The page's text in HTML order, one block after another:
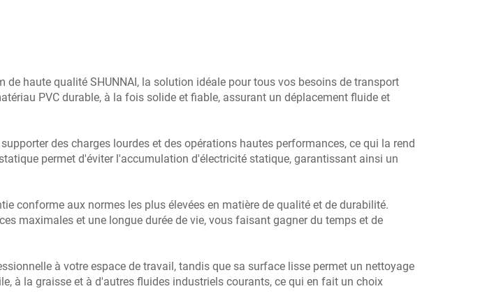
haute qualité SHUNNAI, la solution idéale pour tous vos besoins de transport
PVC durable, à la fois solide et fiable, assurant un déplacement fluide et
des charges lourdes et des opérations hautes performances, ce qui la rend
permet d'éviter l'accumulation d'électricité statique, garantissant ainsi un
conforme aux normes les plus élevées en matière de qualité et de durabilité.
maximales et une longue durée de vie, vous faisant gagner du temps et de
à votre espace de travail, tandis que sa surface lisse permet un nettoyage
à la graisse et à d'autres fluides industriels courants, ce qui en fait un choix